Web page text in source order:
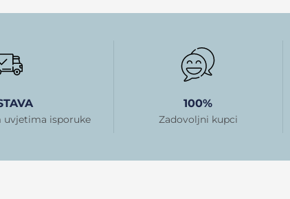
uvjetima isporuke
100%
Zadovoljni kupci